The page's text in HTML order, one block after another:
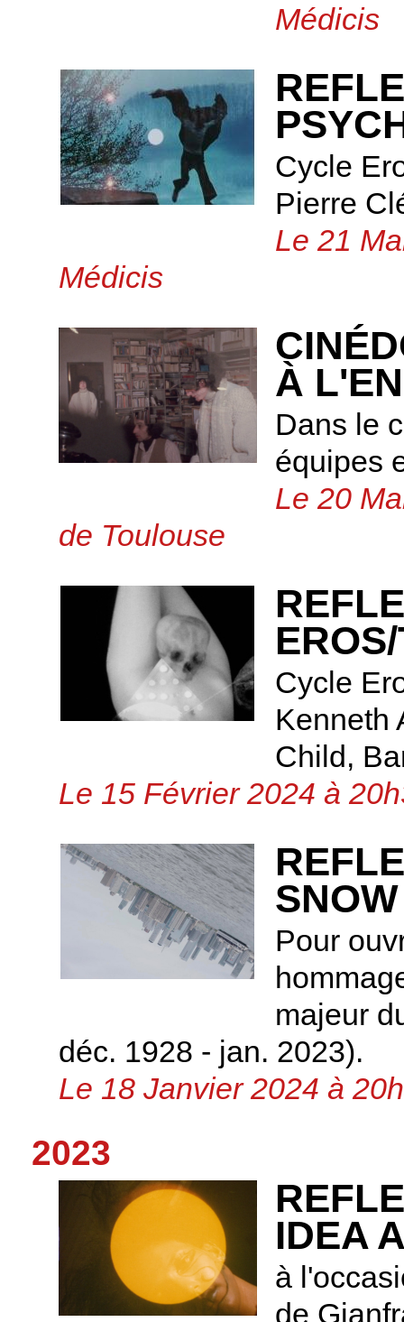
Médicis
Cycle
Pierre
Le 21
Médicis
À
Dans le
équipes
Le 20
de Toulouse
Cycle
Kenneth
Child,
Le 15 Février 2024 à
Pour
majeur
déc. 1928 - jan. 2023).
Le 18 Janvier 2024 à
2023
IDEA
à
de